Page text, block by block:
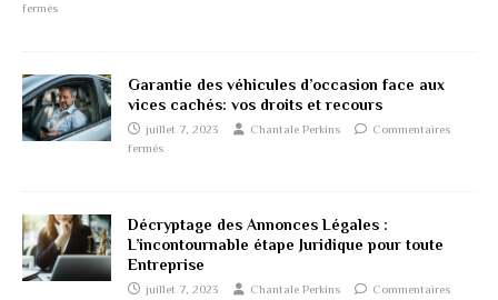
fermés
Garantie des véhicules d’occasion face aux
vices cachés: vos droits et recours
juillet 7, 2023 Chantale Perkins
Commentaires
fermés
Décryptage des Annonces Légales :
L’incontournable étape Juridique pour toute
Entreprise
juillet 7, 2023 Chantale Perkins
Commentaires